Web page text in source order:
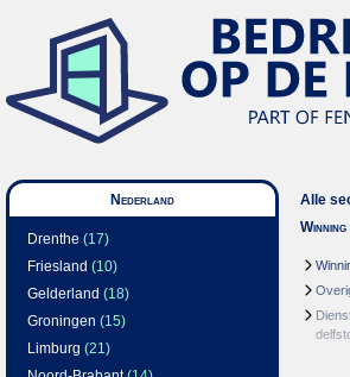
Nederland
Drenthe (17)
Friesland (10)
Gelderland (18)
Groningen (15)
Limburg (21)
Alle